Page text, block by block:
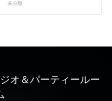
未分類
オ＆パーティールー